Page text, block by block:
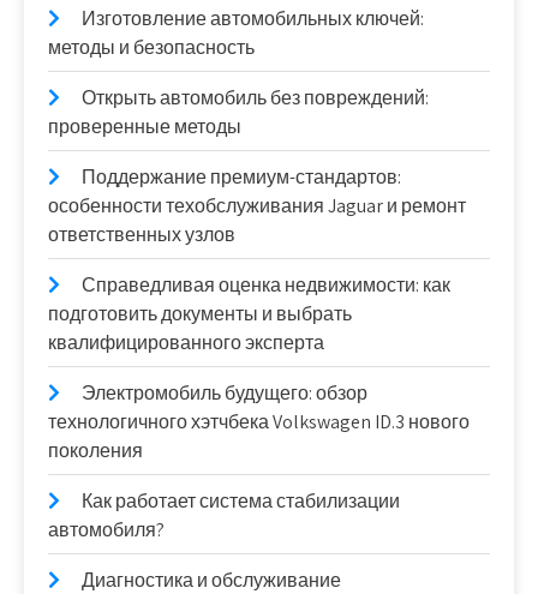
Изготовление автомобильных ключей:
методы и безопасность
Открыть автомобиль без повреждений:
проверенные методы
Поддержание премиум-стандартов:
особенности техобслуживания Jaguar и ремонт
ответственных узлов
Справедливая оценка недвижимости: как
подготовить документы и выбрать
квалифицированного эксперта
Электромобиль будущего: обзор
технологичного хэтчбека Volkswagen ID.3 нового
поколения
Как работает система стабилизации
автомобиля?
Диагностика и обслуживание